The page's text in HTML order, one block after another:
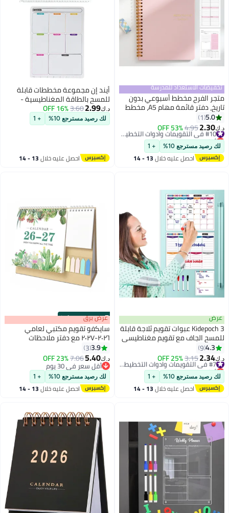
تخفيضات الاستعداد للمدرسة
متجر الفرح مخطط أسبوعي بدون
تاريخ، دفتر قائمة مهام A5، مخطط
جدول الأهداف الأسبوعية، دفتر
مخطط يومي، مخطط الأهداف
الأسبوعية للعمل والحياة الشخصية
(وردي)
5.0
1
د.ك‏2.30
4.95
53% OFF
أقل سعر في 30 يوم
لك رصيد مسترجع 10% + 1
احصل عليه خلال 13 - 14
أيند إن مجموعة مخططات قابلة
للمسح بالطاقة المغناطيسية -
تقويم شهري/أسبوعي، قائمة
المهام، تذكيرات، رسومات تزيين،
مغناطيس ثلاجة قابل لإعادة
الملاحظات، مع قلمين قابلين للمسح
د.ك‏2.99
3.60
16% OFF
لك رصيد مسترجع 10% + 1
احصل عليه خلال 13 - 14
عرض
Kidepoch 3 عبوات تقويم ثلاجة قابلة
للمسح الجاف مع تقويم مغناطيسي
بحجم 17x13 بوصة ومخطط
بوصة، مجموعة تقويم لوح أبيض
متميزة للثلاجة
4.3
9
د.ك‏2.34
3.15
25% OFF
أقل سعر في 30 يوم
لك رصيد مسترجع 10% + 1
احصل عليه خلال 13 - 14
00m:00s
·
1 Left عرض برق
سايكفو تقويم مكتبي لعامي
٢٠٢٦-٢٠٢٧ مع دفتر ملاحظات
وملصقات، مُجلّد بسلك مزدوج،
يونيو ٢٠٢٧، لتنظيم المهام اليومية.
3.9
3
د.ك‏5.40
7.06
23% OFF
أقل سعر في 30 يوم
أقل سعر في 30 يوم
لك رصيد مسترجع 10% + 1
احصل عليه خلال 13 - 14